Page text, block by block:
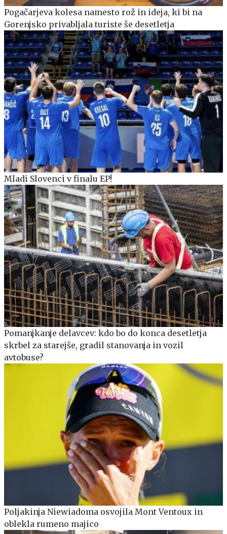
Pogačarjeva kolesa namesto rož in ideja, ki bi na
Gorenjsko privabljala turiste še desetletja
Mladi Slovenci v finalu EP!
Pomanjkanje delavcev: kdo bo do konca desetletja
skrbel za starejše, gradil stanovanja in vozil
avtobuse?
Poljakinja Niewiadoma osvojila Mont Ventoux in
oblekla rumeno majico